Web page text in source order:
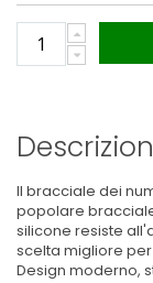
Il bracciale dei
popolare
silicone resiste
scelta migliore
Design moderno,